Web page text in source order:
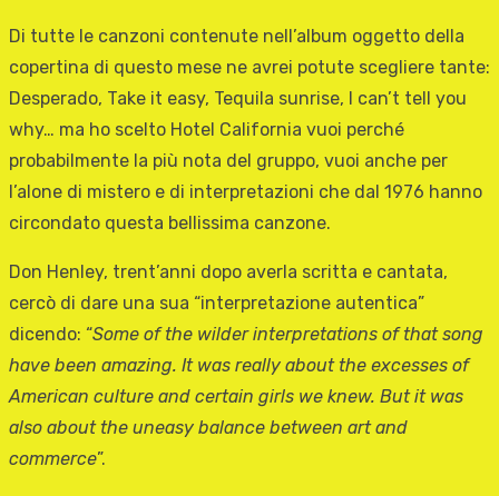
Di tutte le canzoni contenute nell’album oggetto della
copertina di questo mese ne avrei potute scegliere tante:
Desperado, Take it easy, Tequila sunrise, I can’t tell you
why… ma ho scelto Hotel California vuoi perché
probabilmente la più nota del gruppo, vuoi anche per
l’alone di mistero e di interpretazioni che dal 1976 hanno
circondato questa bellissima canzone.
Don Henley, trent’anni dopo averla scritta e cantata,
cercò di dare una sua “interpretazione autentica”
dicendo: “Some of the wilder interpretations of that song
have been amazing. It was really about the excesses of
American culture and certain girls we knew. But it was
also about the uneasy balance between art and
commerce”.